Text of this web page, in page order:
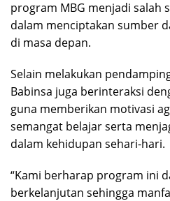
program MBG menjadi salah
dalam menciptakan sumber
di masa depan.
Selain melakukan
Babinsa juga berinteraksi
guna memberikan motivasi
semangat belajar serta
dalam kehidupan sehari-hari.
“Kami berharap program ini
berkelanjutan sehingga